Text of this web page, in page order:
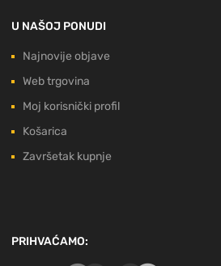
U NAŠOJ PONUDI
Najnovije objave
Web trgovina
Moj korisnički profil
Košarica
Završetak kupnje
PRIHVAĆAMO: